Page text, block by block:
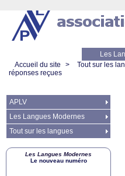
Les
Accueil du site
> Tout sur les
réponses reçues
APLV
Les Langues Modernes
Tout sur les langues
Les Langues Modernes
Le nouveau numéro